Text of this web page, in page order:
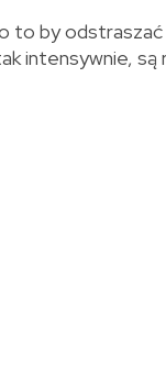
to by
intensywnie,